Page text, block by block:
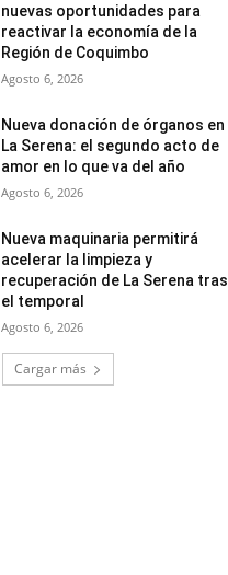
nuevas oportunidades para
reactivar la economía de la
Región de Coquimbo
Agosto 6, 2026
Nueva donación de órganos en
La Serena: el segundo acto de
amor en lo que va del año
Agosto 6, 2026
Nueva maquinaria permitirá
acelerar la limpieza y
recuperación de La Serena tras
el temporal
Agosto 6, 2026
Cargar más